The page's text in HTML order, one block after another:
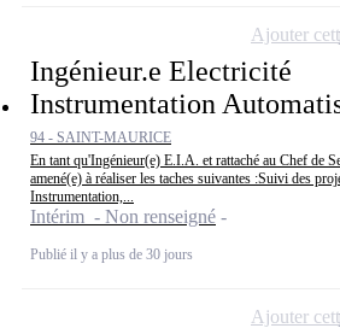
Ingénieur.e Electricité
Instrumentation
94 - SAINT-MAURICE
En tant qu'Ingénieur(e) E.I.A. et rattaché au Chef de
amené(e) à réaliser les taches suivantes :Suivi des
Instrumentation,...
Intérim - Non renseigné
Publié il y a plus de 30 jours
Ajouter
Ajouter